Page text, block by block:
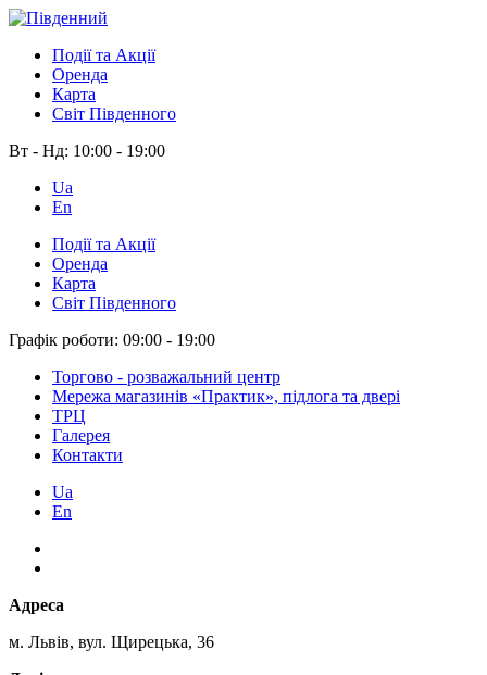
Події та Акції
Оренда
Карта
Світ Південного
Вт - Нд: 10:00 - 19:00
Ua
En
Події та Акції
Оренда
Карта
Світ Південного
Графік роботи: 09:00 - 19:00
Торгово - розважальний центр
Мережа магазинів «Практик», підлога та двері
ТРЦ
Галерея
Контакти
Ua
En
Адреса
м. Львів, вул. Щирецька, 36